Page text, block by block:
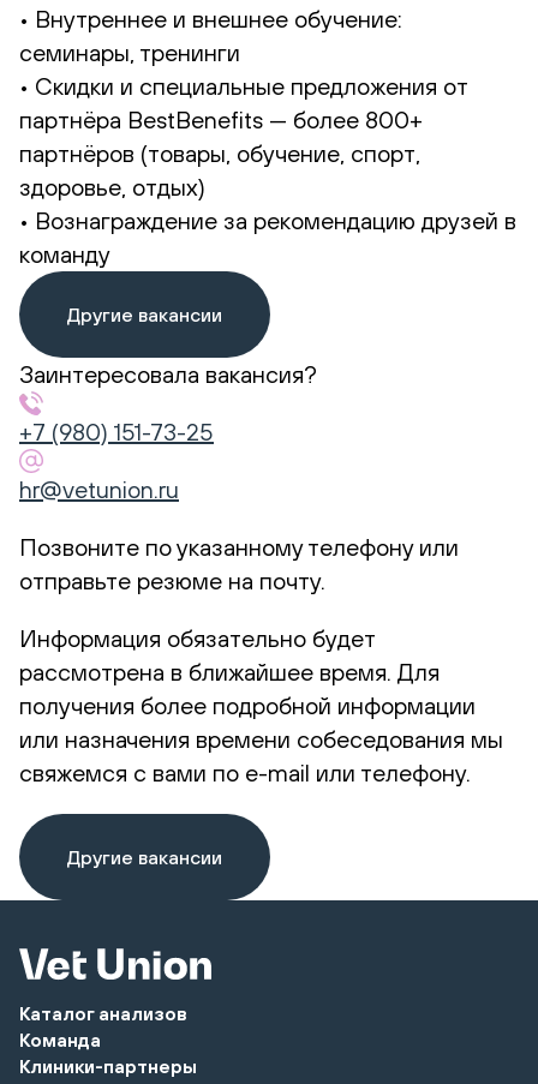
• Внутреннее и внешнее обучение:
семинары, тренинги
• Скидки и специальные предложения от
партнёра BestBenefits — более 800+
партнёров (товары, обучение, спорт,
здоровье, отдых)
• Вознаграждение за рекомендацию друзей в
команду
Другие вакансии
Заинтересовала вакансия?
+7 (980) 151-73-25
hr@vetunion.ru
Позвоните по указанному телефону или
отправьте резюме на почту.
Информация обязательно будет
рассмотрена в ближайшее время. Для
получения более подробной информации
или назначения времени собеседования мы
свяжемся с вами по e-mail или телефону.
Другие вакансии
Каталог анализов
Команда
Клиники-партнеры